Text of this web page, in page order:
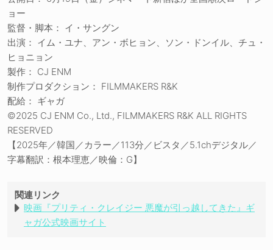
ョー
監督・脚本： イ・サングン
出演： イム・ユナ、アン・ボヒョン、ソン・ドンイル、チュ・
ヒョニョン
製作： CJ ENM
制作プロダクション： FILMMAKERS R&K
配給： ギャガ
©2025 CJ ENM Co., Ltd., FILMMAKERS R&K ALL RIGHTS
RESERVED
【2025年／韓国／カラー／113分／ビスタ／5.1chデジタル／
字幕翻訳：根本理恵／映倫：G】
関連リンク
映画『プリティ・クレイジー 悪魔が引っ越してきた』ギ
ャガ公式映画サイト